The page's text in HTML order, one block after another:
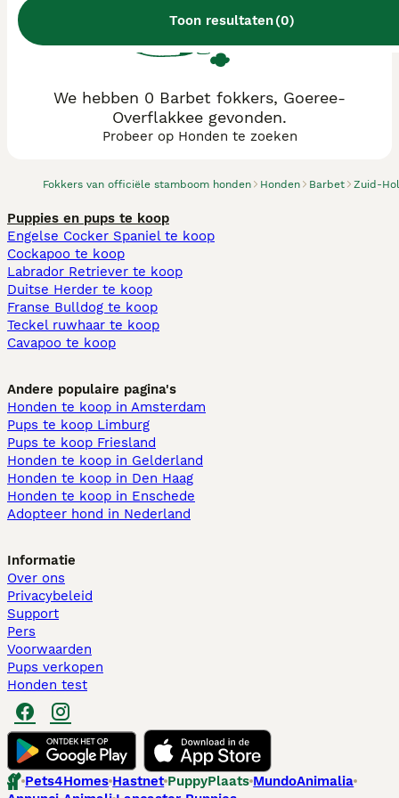
Toon resultaten(0)
Fokkers van officiële stamboom honden Honden Barbet Zuid-
We hebben 0 Barbet fokkers, Goeree-
Overflakkee gevonden.
Probeer op Honden te zoeken
Puppies en pups te koop
Engelse Cocker Spaniel te koop
Cockapoo te koop
Labrador Retriever te koop
Duitse Herder te koop
Franse Bulldog te koop
Teckel ruwhaar te koop
Cavapoo te koop
Andere populaire pagina's
Honden te koop in Amsterdam
Pups te koop Limburg​
Pups te koop Friesland​
Honden te koop in Gelderland
Honden te koop in Den Haag
Honden te koop in Enschede
Adopteer hond in Nederland
Informatie
Over ons
Privacybeleid
Support
Pers
Voorwaarden
Pups verkopen
Honden test
Pets4Homes Hastnet PuppyPlaats MundoAnimalia